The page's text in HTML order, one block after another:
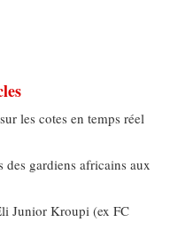
les cotes en temps réel
des gardiens africains aux
Junior Kroupi (ex FC